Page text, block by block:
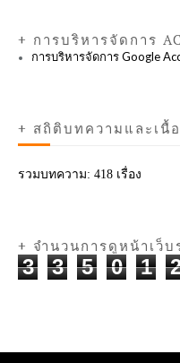
+ การบริหารจัดการ
การบริหารจัดการ Google
+ สถิติบทความและเนื้
รวมบทความ: 418 เรื่อง
+ จำนวนการดูหน้าเว็บ
3 3 5 0 1